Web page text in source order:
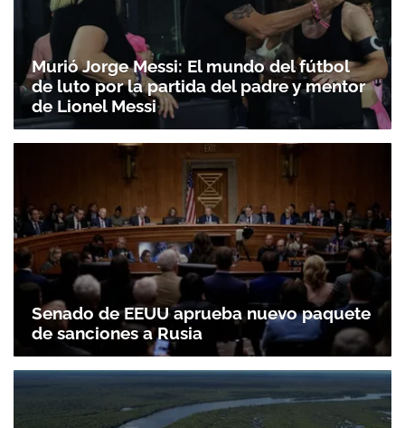
Murió Jorge Messi: El mundo del fútbol
de luto por la partida del padre y mentor
de Lionel Messi
Senado de EEUU aprueba nuevo paquete
de sanciones a Rusia